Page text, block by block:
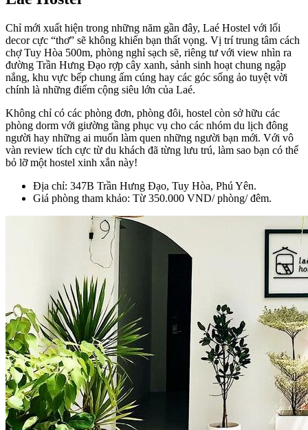
Chỉ mới xuất hiện trong những năm gần đây, Laé Hostel với lối
decor cực “thơ” sẽ không khiến bạn thất vọng. Vị trí trung tâm cách
chợ Tuy Hòa 500m, phòng nghỉ sạch sẽ, riêng tư với view nhìn ra
đường Trần Hưng Đạo rợp cây xanh, sảnh sinh hoạt chung ngập
nắng, khu vực bếp chung ấm cúng hay các góc sống ảo tuyệt vời
chính là những điểm cộng siêu lớn của Laé.
Không chỉ có các phòng đơn, phòng đôi, hostel còn sở hữu các
phòng dorm với giường tầng phục vụ cho các nhóm du lịch đông
người hay những ai muốn làm quen những người bạn mới. Với vô
vàn review tích cực từ du khách đã từng lưu trú, làm sao bạn có thể
bỏ lỡ một hostel xinh xắn này!
Địa chỉ: 347B Trần Hưng Đạo, Tuy Hòa, Phú Yên.
Giá phòng tham khảo: Từ 350.000 VND/ phòng/ đêm.